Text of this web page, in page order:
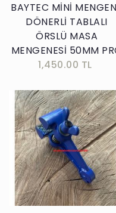
BAYTEC MİNİ
DÖNERLİ TABLALI
ÖRSLÜ MASA
MENGENESİ 50MM
1,450.00 TL